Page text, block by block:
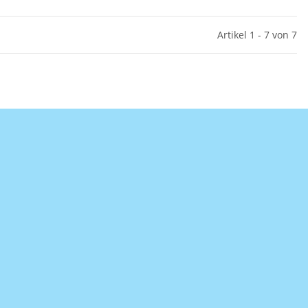
Artikel 1 - 7 von 7